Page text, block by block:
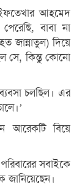
আহমেদ
বাবা না
জান্নাতুল) দিয়ে
সে, কিন্তু কোনো
চলছিল। এর
আরেকটি বিয়ে
সবাইকে
জানিয়েছেন।